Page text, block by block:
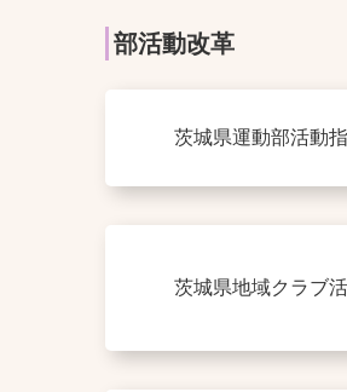
部活動改革
茨城県運動部活動
茨城県地域クラブ